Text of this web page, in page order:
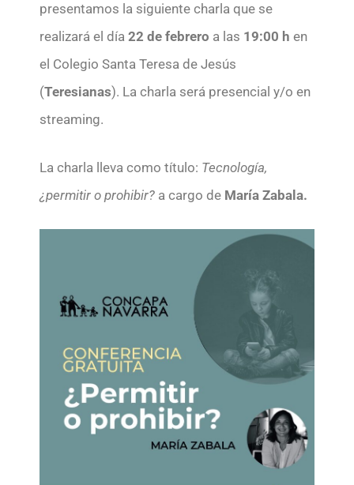
presentamos la siguiente charla que se
realizará el día 22 de febrero a las 19:00 h en
el Colegio Santa Teresa de Jesús
(Teresianas). La charla será presencial y/o en
streaming.
La charla lleva como título: Tecnología,
¿permitir o prohibir? a cargo de María Zabala.